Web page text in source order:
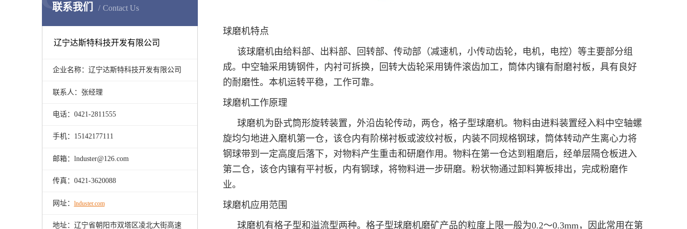
联系我们 Contact Us
辽宁达斯特科技开发有限公司
企业名称：辽宁达斯特科技开发有限公司
联系人：张经理
电话：0421-2811555
手机：15142177111
邮箱：lnduster@126.com
传真：0421-3620088
网址： lnduster.com
地址：辽宁省朝阳市双塔区凌北大街高速
球磨机特点
该球磨机由给料部、出料部、回转部、传动部（减速机，小传动齿轮，电机，电控）等主要部分组
成。中空轴采用铸钢件，内衬可拆换，回转大齿轮采用铸件滚齿加工，筒体内镶有耐磨衬板，具有良好
的耐磨性。本机运转平稳，工作可靠。
球磨机工作原理
球磨机为卧式筒形旋转装置，外沿齿轮传动，两仓，格子型球磨机。物料由进料装置经入料中空轴螺
旋均匀地进入磨机第一仓，该仓内有阶梯衬板或波纹衬板，内装不同规格钢球，筒体转动产生离心力将
钢球带到一定高度后落下，对物料产生重击和研磨作用。物料在第一仓达到粗磨后，经单层隔仓板进入
第二仓，该仓内镶有平衬板，内有钢球，将物料进一步研磨。粉状物通过卸料箅板排出，完成粉磨作
业。
球磨机应用范围
球磨机有格子型和溢流型两种。格子型球磨机磨矿产品的粒度上限一般为0.2～0.3mm，因此常用在第